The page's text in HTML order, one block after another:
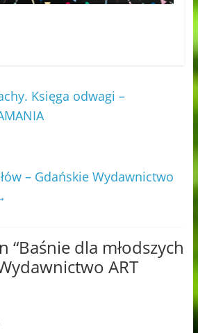
Księga odwagi –
– Gdańskie Wydawnictwo
“Baśnie dla młodszych
ART